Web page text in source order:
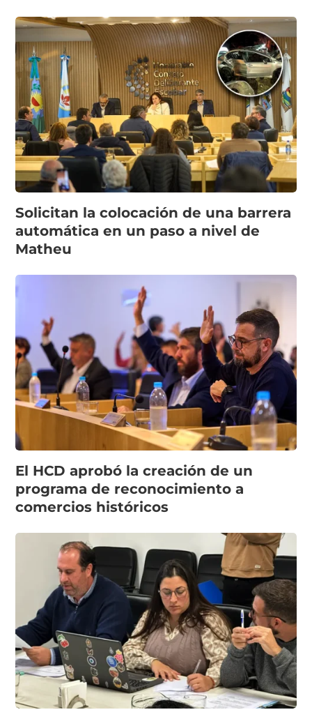
Solicitan la colocación de una barrera
automática en un paso a nivel de
Matheu
El HCD aprobó la creación de un
programa de reconocimiento a
comercios históricos